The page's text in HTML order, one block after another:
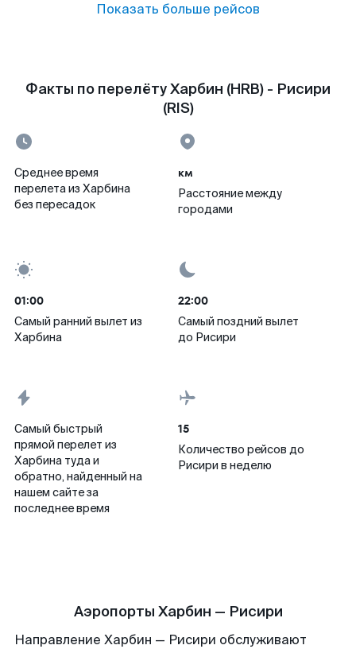
Показать больше рейсов
Факты по перелёту Харбин (HRB) - Рисири
(RIS)
Среднее время
перелета из Харбина
без пересадок
км
Расстояние между
городами
01:00
Самый ранний вылет из
Харбина
22:00
Самый поздний вылет
до Рисири
Самый быстрый
прямой перелет из
Харбина туда и
обратно, найденный на
нашем сайте за
последнее время
15
Количество рейсов до
Рисири в неделю
Аэропорты Харбин — Рисири
Направление Харбин — Рисири обслуживают